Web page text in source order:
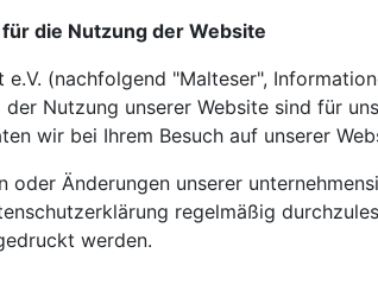
die Nutzung der Website
(nachfolgend "Malteser",
Nutzung unserer Website sind für
wir bei Ihrem Besuch auf unserer
oder Änderungen unserer
regelmäßig
werden.